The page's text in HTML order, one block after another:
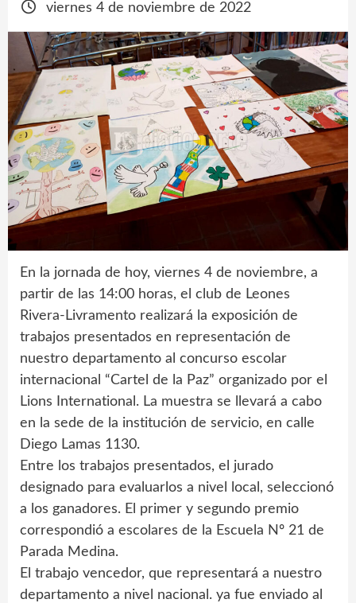
viernes 4 de noviembre de 2022
En la jornada de hoy, viernes 4 de noviembre, a
partir de las 14:00 horas, el club de Leones
Rivera-Livramento realizará la exposición de
trabajos presentados en representación de
nuestro departamento al concurso escolar
internacional “Cartel de la Paz” organizado por el
Lions International. La muestra se llevará a cabo
en la sede de la institución de servicio, en calle
Diego Lamas 1130.
Entre los trabajos presentados, el jurado
designado para evaluarlos a nivel local, seleccionó
a los ganadores. El primer y segundo premio
correspondió a escolares de la Escuela Nº 21 de
Parada Medina.
El trabajo vencedor, que representará a nuestro
departamento a nivel nacional. ya fue enviado al